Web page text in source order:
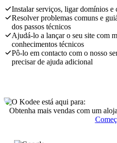
Instalar serviços, ligar domínios
Resolver problemas comuns e
dos passos técnicos
Ajudá-lo a lançar o seu site com
conhecimentos técnicos
Pô-lo em contacto com o nosso
precisar de ajuda adicional
Obtenha mais vendas com um